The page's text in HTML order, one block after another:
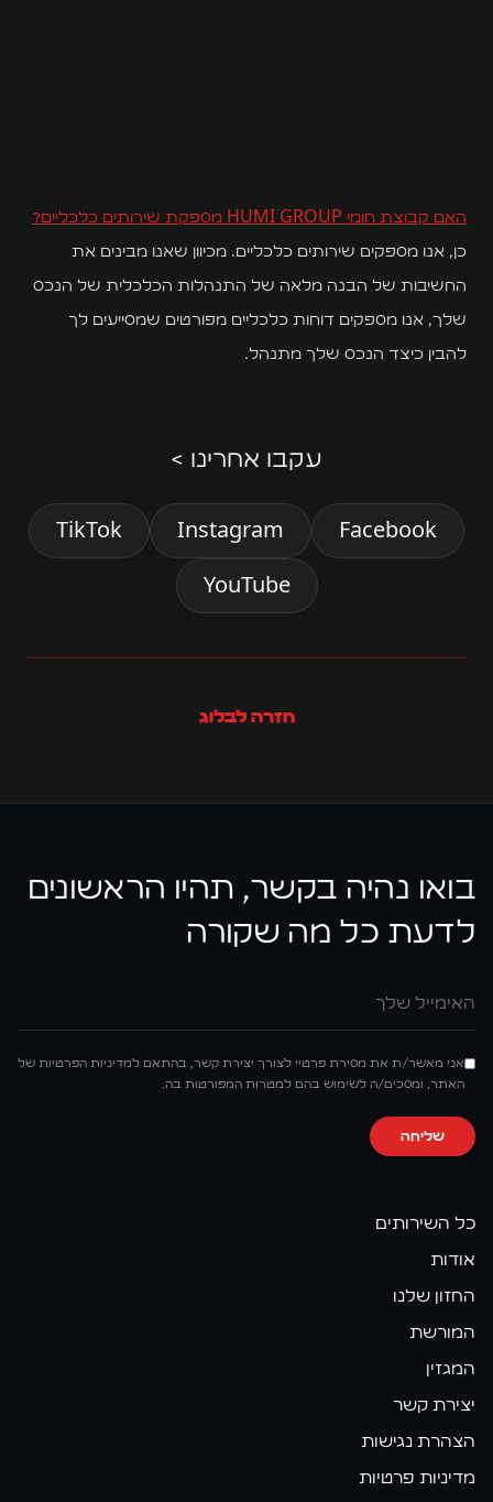
האם קבוצת חומי HUMI GROUP מספקת שירותים כלכליים?
כן, אנו מספקים שירותים כלכליים. מכיוון שאנו מבינים את
החשיבות של הבנה מלאה של התנהלות הכלכלית של הנכס
שלך, אנו מספקים דוחות כלכליים מפורטים שמסייעים לך
להבין כיצד הנכס שלך מתנהל.
עקבו אחרינו >
Facebook
Instagram
TikTok
YouTube
חזרה לבלוג
בואו נהיה בקשר, תהיו הראשונים
לדעת כל מה שקורה
אימייל
אני מאשר/ת את מסירת פרטיי לצורך יצירת קשר, בהתאם למדיניות הפרטיות של
האתר, ומסכים/ה לשימוש בהם למטרות המפורטות בה.
שליחה
כל השירותים
אודות
החזון שלנו
המורשת
המגזין
יצירת קשר
הצהרת נגישות
מדיניות פרטיות